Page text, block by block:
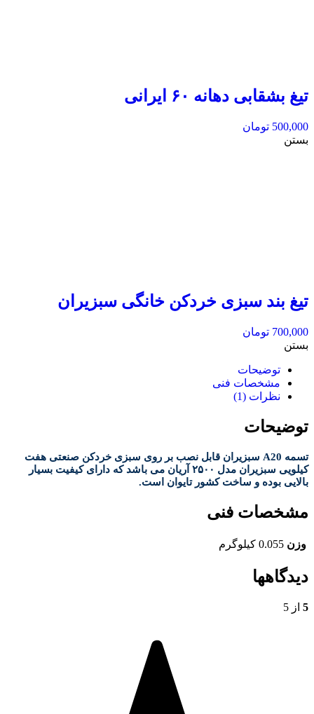
تیغ بشقابی دهانه ۶۰ ایرانی
500,000 تومان
بستن
تیغ بند سبزی خردکن خانگی سبزیران
700,000 تومان
بستن
توضیحات
مشخصات فنی
نظرات (1)
توضیحات
تسمه A20 سبزیران قابل نصب بر روی سبزی خردکن صنعتی هفت
کیلویی سبزیران مدل ۲۵۰۰ آریان می باشد که دارای کیفیت بسیار
بالایی بوده و ساخت کشور تایوان است.
مشخصات فنی
وزن 0.055 کیلوگرم
دیدگاهها
5 از 5